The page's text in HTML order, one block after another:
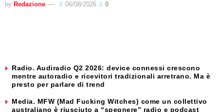
by Redazione 06/08/2026 0
Radio. Audiradio Q2 2026: device connessi crescono
mentre autoradio e ricevitori tradizionali arretrano. Ma è
presto per parlare di trend
Media. MFW (Mad Fucking Witches) come un collettivo
australiano è riusciuto a “spegnere” radio e podcast